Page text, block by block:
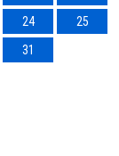
24
25
31